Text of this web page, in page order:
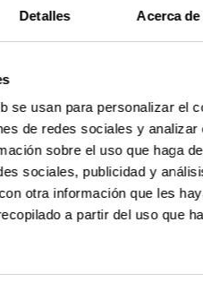
Detalles Acerca
se usan para personalizar el
de redes sociales y analizar
sobre el uso que haga
sociales, publicidad y
otra información que les
a partir del uso que
la musculatura de la
pequeño alivio en el episodio.
durante un rato en una
combinado con los
dormir un poco, es un buen
en la frente el alivio es más
cayendo sobre la cabeza